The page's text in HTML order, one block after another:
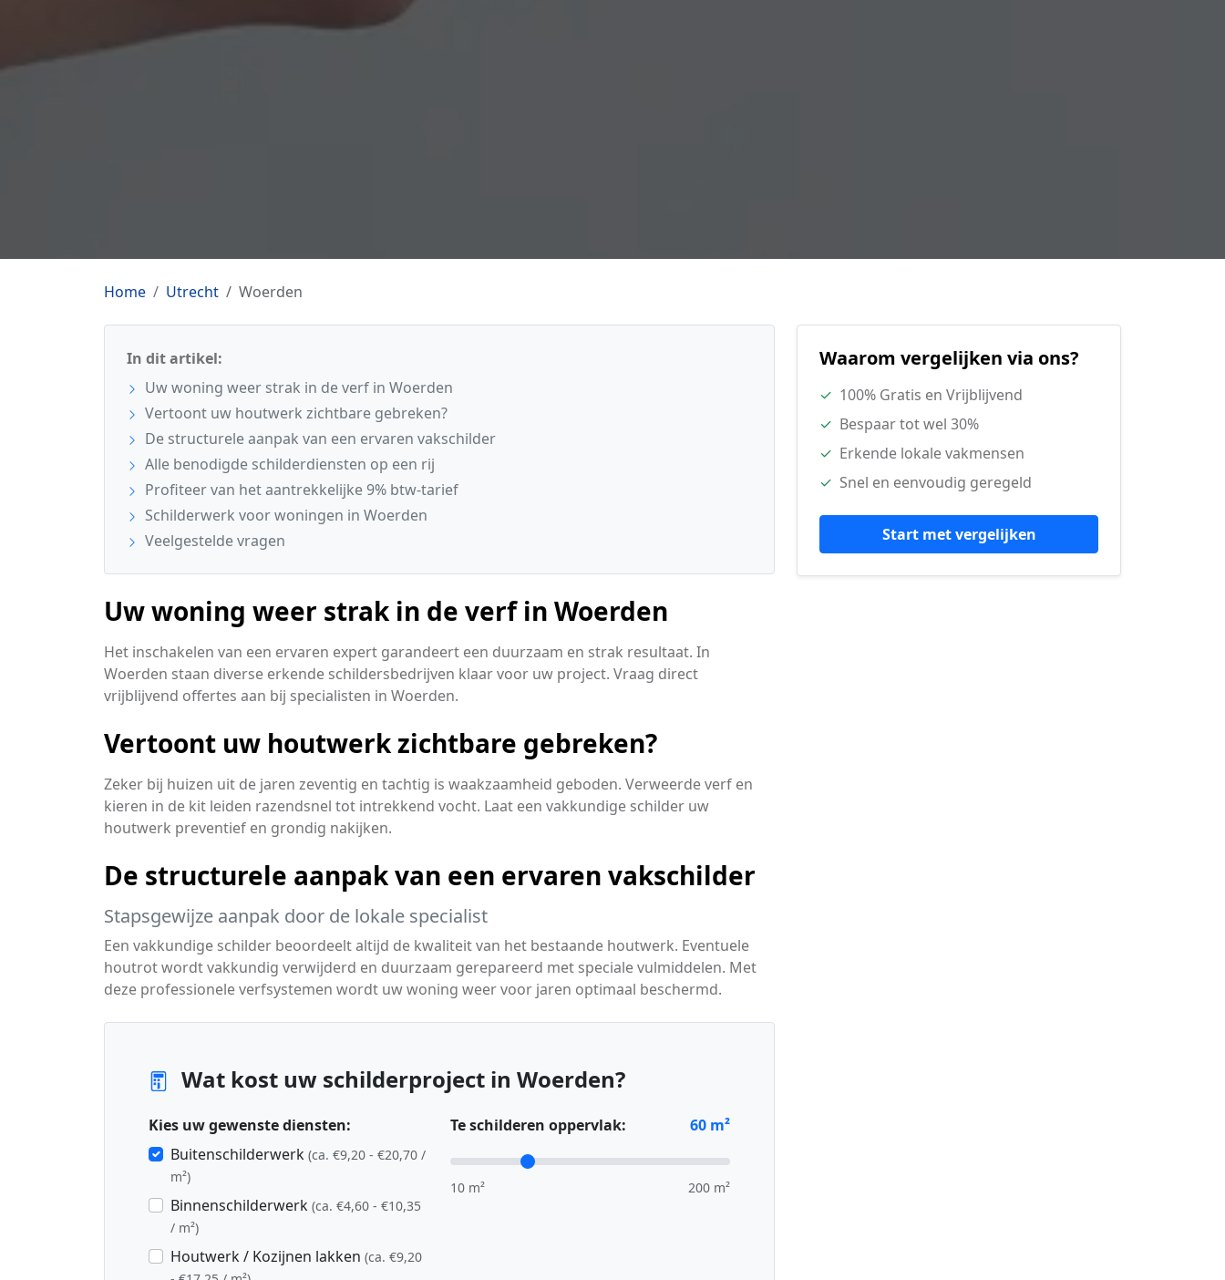
Home Utrecht Woerden
In dit artikel:
Uw woning weer strak in de verf in Woerden
Vertoont uw houtwerk zichtbare gebreken?
De structurele aanpak van een ervaren vakschilder
Alle benodigde schilderdiensten op een rij
Profiteer van het aantrekkelijke 9% btw-tarief
Schilderwerk voor woningen in Woerden
Veelgestelde vragen
Uw woning weer strak in de verf in Woerden
Het inschakelen van een ervaren expert garandeert een duurzaam en strak resultaat. In
Woerden staan diverse erkende schildersbedrijven klaar voor uw project. Vraag direct
vrijblijvend offertes aan bij specialisten in Woerden.
Vertoont uw houtwerk zichtbare gebreken?
Zeker bij huizen uit de jaren zeventig en tachtig is waakzaamheid geboden. Verweerde verf en
kieren in de kit leiden razendsnel tot intrekkend vocht. Laat een vakkundige schilder uw
houtwerk preventief en grondig nakijken.
De structurele aanpak van een ervaren vakschilder
Stapsgewijze aanpak door de lokale specialist
Een vakkundige schilder beoordeelt altijd de kwaliteit van het bestaande houtwerk. Eventuele
houtrot wordt vakkundig verwijderd en duurzaam gerepareerd met speciale vulmiddelen. Met
deze professionele verfsystemen wordt uw woning weer voor jaren optimaal beschermd.
Wat kost uw schilderproject in Woerden?
Kies uw gewenste diensten:
Buitenschilderwerk (ca. €9,20 - €20,70 /
m²)
Binnenschilderwerk (ca. €4,60 - €10,35
/ m²)
Houtwerk / Kozijnen lakken (ca. €9,20
Te schilderen oppervlak: 60 m²
10 m² 200 m²
Waarom vergelijken via ons?
✓ 100% Gratis en Vrijblijvend
✓ Bespaar tot wel 30%
✓ Erkende lokale vakmensen
✓ Snel en eenvoudig geregeld
Start met vergelijken